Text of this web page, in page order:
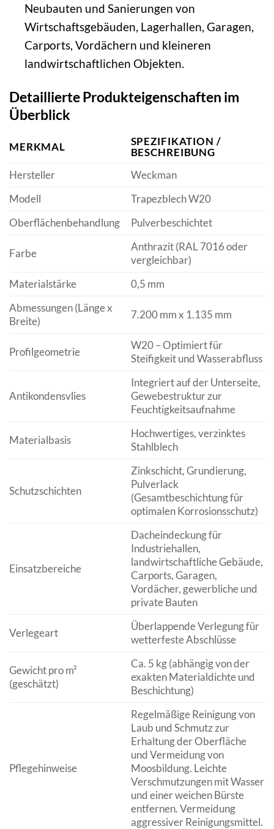
Neubauten und Sanierungen von
Wirtschaftsgebäuden, Lagerhallen, Garagen,
Carports, Vordächern und kleineren
landwirtschaftlichen Objekten.
Detaillierte Produkteigenschaften im
Überblick
MERKMAL
SPEZIFIKATION /
BESCHREIBUNG
Hersteller
Weckman
Modell
Trapezblech W20
Oberflächenbehandlung
Pulverbeschichtet
Farbe
Anthrazit (RAL 7016 oder
vergleichbar)
Materialstärke
0,5 mm
Abmessungen (Länge x
Breite)
7.200 mm x 1.135 mm
Profilgeometrie
W20 – Optimiert für
Steifigkeit und Wasserabfluss
Antikondensvlies
Integriert auf der Unterseite,
Gewebestruktur zur
Feuchtigkeitsaufnahme
Materialbasis
Hochwertiges, verzinktes
Stahlblech
Schutzschichten
Zinkschicht, Grundierung,
Pulverlack
(Gesamtbeschichtung für
optimalen Korrosionsschutz)
Einsatzbereiche
Dacheindeckung für
Industriehallen,
landwirtschaftliche Gebäude,
Carports, Garagen,
Vordächer, gewerbliche und
private Bauten
Verlegeart
Überlappende Verlegung für
wetterfeste Abschlüsse
Gewicht pro m²
(geschätzt)
Ca. 5 kg (abhängig von der
exakten Materialdichte und
Beschichtung)
Pflegehinweise
Regelmäßige Reinigung von
Laub und Schmutz zur
Erhaltung der Oberfläche
und Vermeidung von
Moosbildung. Leichte
Verschmutzungen mit Wasser
und einer weichen Bürste
entfernen. Vermeidung
aggressiver Reinigungsmittel.